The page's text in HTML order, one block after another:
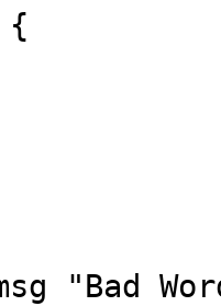
{
"Bad